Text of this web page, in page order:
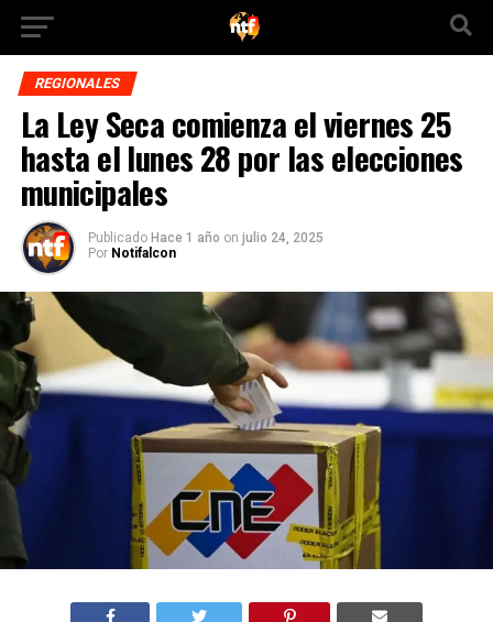
REGIONALES
La Ley Seca comienza el viernes 25
hasta el lunes 28 por las elecciones
municipales
Publicado Hace 1 año on julio 24, 2025
Por Notifalcon